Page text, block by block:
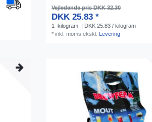
Vejledende pris DKK 32.30
DKK 25.83 *
1 kilogram | DKK 25.83 / kilogram
*inkl. moms ekskl. Levering